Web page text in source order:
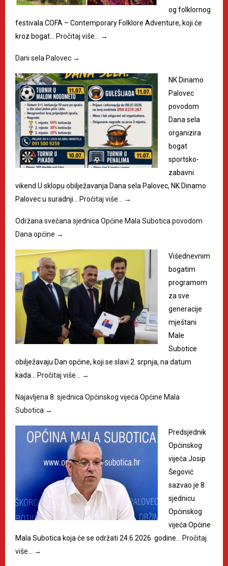
og folklornog
festivala COFA – Contemporary Folklore Adventure, koji će
kroz bogat… Pročitaj više… →
Dani sela Palovec →
NK Dinamo
Palovec
povodom
Dana sela
organizira
bogat
sportsko-
zabavni
vikend U sklopu obilježavanja Dana sela Palovec, NK Dinamo
Palovec u suradnji… Pročitaj više… →
Održana svečana sjednica Općine Mala Subotica povodom
Dana općine →
Višednevnim
bogatim
programom
za sve
generacije
mještani
Male
Subotice
obilježavaju Dan općine, koji se slavi 2. srpnja, na datum
kada… Pročitaj više… →
Najavljena 8. sjednica Općinskog vijeća Općine Mala
Subotica →
Predsjednik
Općinskog
vijeća Josip
Šegović
sazvao je 8.
sjednicu
Općinskog
vijeća Općine
Mala Subotica koja će se održati 24.6.2026. godine… Pročitaj
više…
→